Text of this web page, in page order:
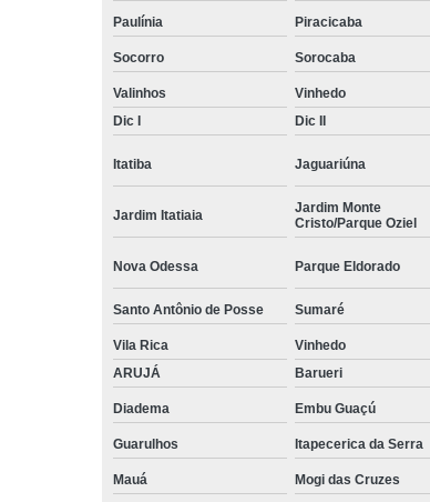
Paulínia Piracicaba
Socorro Sorocaba
Valinhos Vinhedo
Dic I
Dic II
Itatiba Jaguariúna
Jardim Itatiaia
Jardim Monte
Cristo/Parque Oziel
Nova Odessa Parque Eldorado
Santo Antônio de Posse Sumaré
Vila Rica Vinhedo
ARUJÁ
Barueri
Diadema Embu Guaçú
Guarulhos Itapecerica da Serra
Mauá Mogi das Cruzes